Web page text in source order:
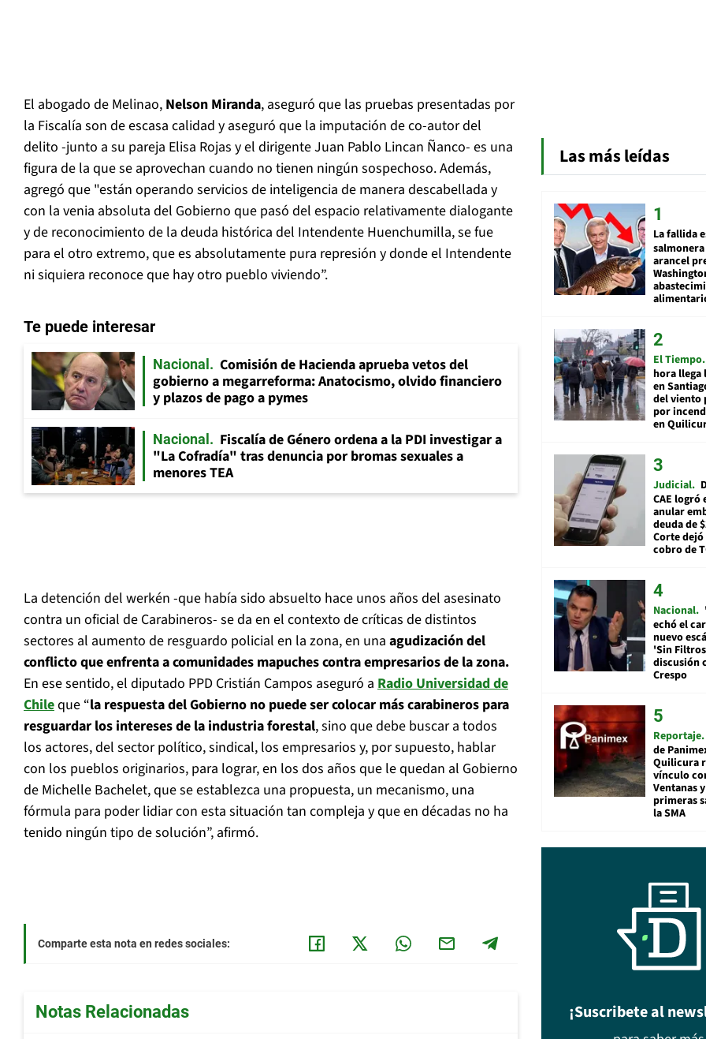
El abogado de Melinao, Nelson Miranda, aseguró que las pruebas presentadas por
la Fiscalía son de escasa calidad y aseguró que la imputación de co-autor del
delito -junto a su pareja Elisa Rojas y el dirigente Juan Pablo Lincan Ñanco- es una
figura de la que se aprovechan cuando no tienen ningún sospechoso. Además,
agregó que "están operando servicios de inteligencia de manera descabellada y
con la venia absoluta del Gobierno que pasó del espacio relativamente dialogante
y de reconocimiento de la deuda histórica del Intendente Huenchumilla, se fue
para el otro extremo, que es absolutamente pura represión y donde el Intendente
ni siquiera reconoce que hay otro pueblo viviendo”.
Te puede interesar
Nacional
Comisión de Hacienda aprueba vetos del
gobierno a megarreforma: Anatocismo, olvido financiero
y plazos de pago a pymes
Nacional
Fiscalía de Género ordena a la PDI investigar a
"La Cofradía" tras denuncia por bromas sexuales a
menores TEA
La detención del werkén -que había sido absuelto hace unos años del asesinato
contra un oficial de Carabineros- se da en el contexto de críticas de distintos
sectores al aumento de resguardo policial en la zona, en una agudización del
conflicto que enfrenta a comunidades mapuches contra empresarios de la zona.
En ese sentido, el diputado PPD Cristián Campos aseguró a Radio Universidad de
Chileque “la respuesta del Gobierno no puede ser colocar más carabineros para
resguardar los intereses de la industria forestal, sino que debe buscar a todos
los actores, del sector político, sindical, los empresarios y, por supuesto, hablar
con los pueblos originarios, para lograr, en los dos años que le quedan al Gobierno
de Michelle Bachelet, que se establezca una propuesta, un mecanismo, una
fórmula para poder lidiar con esta situación tan compleja y que en décadas no ha
tenido ningún tipo de solución”, afirmó.
Comparte esta nota en redes sociales:
Notas Relacionadas
Las más leídas
La fallida
arancel
El Tiempo
hora llega
en
del viento
por
en
Judicial
CAE logró
anular
deuda de
Corte
cobro de
Nacional
echó el
nuevo
'Sin
discusión
Crespo
Reportaje
de
Quilicura
vínculo
Ventanas
primeras
la SMA
¡Suscribete al